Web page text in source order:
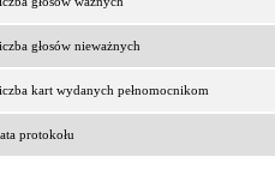
głosów nieważnych
kart wydanych pełnomocnikom
protokołu